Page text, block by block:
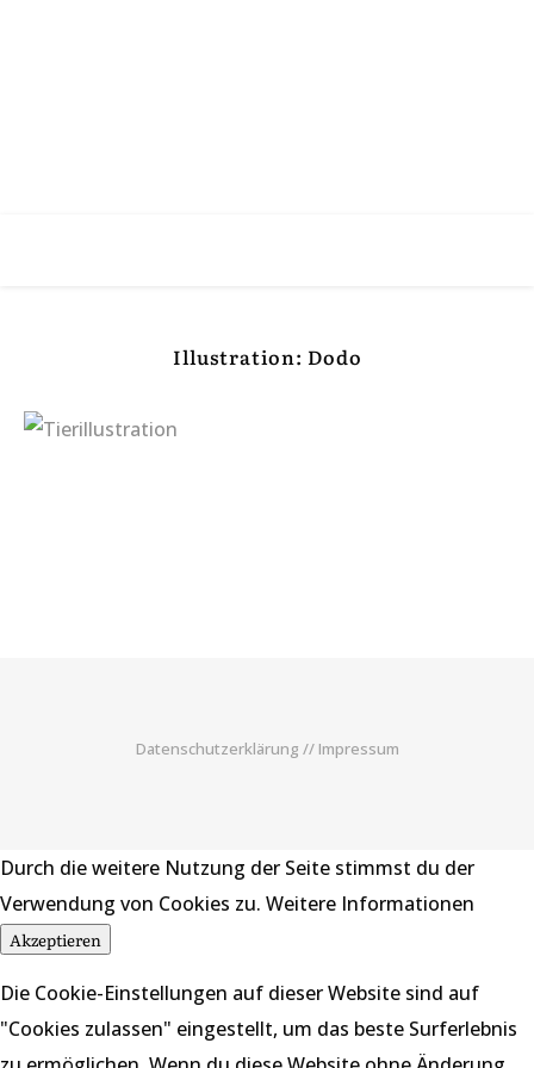
Illustration: Dodo
Datenschutzerklärung // Impressum
Durch die weitere Nutzung der Seite stimmst du der
Verwendung von Cookies zu. Weitere Informationen
Akzeptieren
Die Cookie-Einstellungen auf dieser Website sind auf
"Cookies zulassen" eingestellt, um das beste Surferlebnis